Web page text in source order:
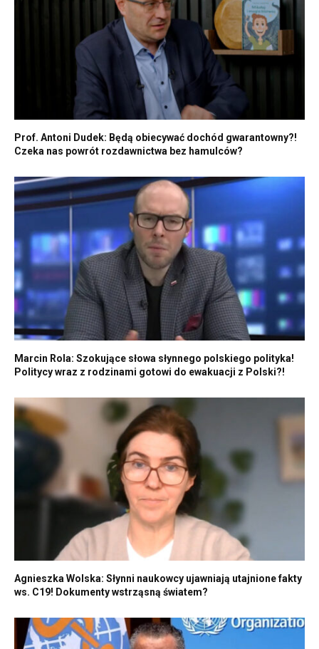
Prof. Antoni Dudek: Będą obiecywać dochód gwarantowny?!
Czeka nas powrót rozdawnictwa bez hamulców?
Marcin Rola: Szokujące słowa słynnego polskiego polityka!
Politycy wraz z rodzinami gotowi do ewakuacji z Polski?!
Agnieszka Wolska: Słynni naukowcy ujawniają utajnione fakty
ws. C19! Dokumenty wstrząsną światem?